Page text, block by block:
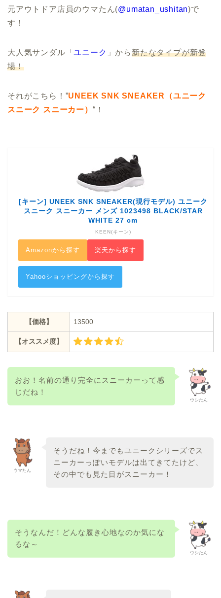
元アウトドア店員のウマたん(@umatan_ushitan)で
す！
大人気サンダル「ユニーク 」から新たなタイプが新登
場！
それがこちら！”UNEEK SNK SNEAKER（ユニーク
スニーク スニーカー） “！
[キーン] UNEEK SNK SNEAKER(現行モデル) ユニーク
スニーク スニーカー メンズ 1023498 BLACK/STAR
WHITE 27 cm
KEEN(キーン)
Amazonから探す 楽天から探す
Yahooショッピングから探す
【価格】 13500
【オススメ度】
ウシたん
おお！名前の通り完全にスニーカーって感
じだね！
ウマたん
そうだね！今までもユニークシリーズでス
ニーカーっぽいモデルは出てきてたけど、
その中でも見た目がスニーカー！
ウシたん
そうなんだ！どんな履き心地なのか気にな
るな～